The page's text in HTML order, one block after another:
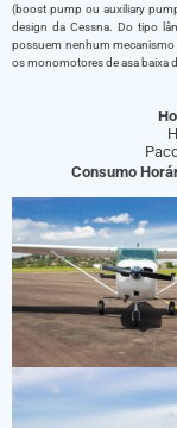
(boost pump ou auxiliary
design da Cessna. Do tipo
possuem nenhum mecanismo
os monomotores de asa baixa
Consumo